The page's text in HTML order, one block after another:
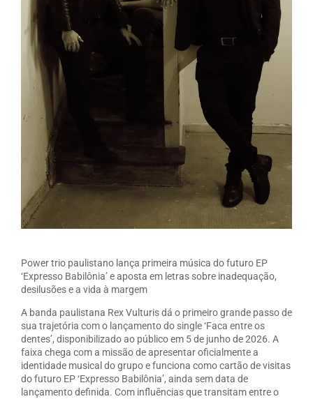
Power trio paulistano lança primeira música do futuro EP
‘Expresso Babilônia’ e aposta em letras sobre inadequação,
desilusões e a vida à margem
A banda paulistana Rex Vulturis dá o primeiro grande passo de
sua trajetória com o lançamento do single ‘Faca entre os
dentes’, disponibilizado ao público em 5 de junho de 2026. A
faixa chega com a missão de apresentar oficialmente a
identidade musical do grupo e funciona como cartão de visitas
do futuro EP ‘Expresso Babilônia’, ainda sem data de
lançamento definida. Com influências que transitam entre o